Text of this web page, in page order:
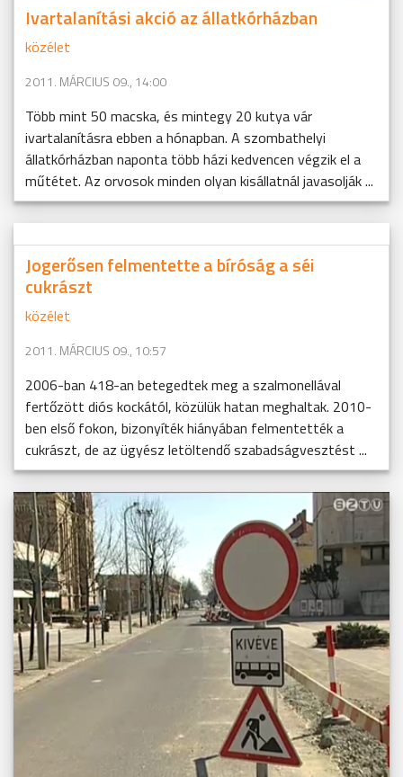
Ivartalanítási akció az állatkórházban
közélet
2011. MÁRCIUS 09., 14:00
Több mint 50 macska, és mintegy 20 kutya vár
ivartalanításra ebben a hónapban. A szombathelyi
állatkórházban naponta több házi kedvencen végzik el a
műtétet. Az orvosok minden olyan kisállatnál javasolják ...
Jogerősen felmentette a bíróság a séi
cukrászt
közélet
2011. MÁRCIUS 09., 10:57
2006-ban 418-an betegedtek meg a szalmonellával
fertőzött diós kockától, közülük hatan meghaltak. 2010-
ben első fokon, bizonyíték hiányában felmentették a
cukrászt, de az ügyész letöltendő szabadságvesztést ...